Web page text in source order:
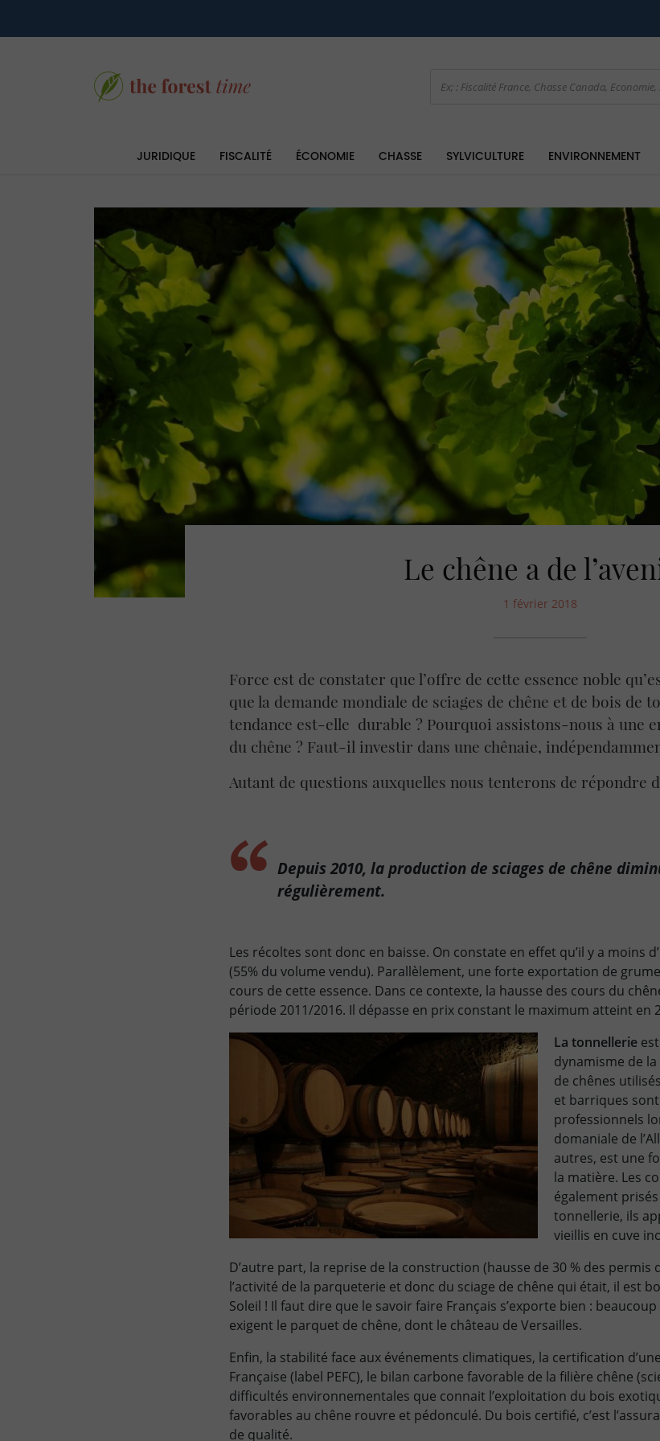
JURIDIQUE FISCALITÉ ÉCONOMIE CHASSE SYLVICULTURE ENVIRONNEMENT
Le chêne a de
1 février 2018
Force est de constater que l’offre de cette essence noble
que la demande mondiale de sciages de chêne et de bois de
tendance est-elle durable ? Pourquoi assistons-nous à une
du chêne ? Faut-il investir dans une chênaie,
Autant de questions auxquelles nous tenterons de répondre
Depuis 2010, la production de sciages de chêne
régulièrement.
Les récoltes sont donc en baisse. On constate en effet qu’il y a moins
(55% du volume vendu). Parallèlement, une forte exportation de
cours de cette essence. Dans ce contexte, la hausse des cours du
période 2011/2016. Il dépasse en prix constant le maximum atteint en
La tonnellerie
dynamisme de
de chênes
et barriques
professionnels
domaniale de
autres, est une
la matière. Les
également
tonnellerie, ils
vieillis en cuve
D’autre part, la reprise de la construction (hausse de 30 % des permis
l’activité de la parqueterie et donc du sciage de chêne qui était, il est
Soleil ! Il faut dire que le savoir faire Français s’exporte bien :
exigent le parquet de chêne, dont le château de Versailles.
Enfin, la stabilité face aux événements climatiques, la certification
Française (label PEFC), le bilan carbone favorable de la filière chêne
difficultés environnementales que connait l’exploitation du bois
favorables au chêne rouvre et pédonculé. Du bois certifié, c’est
de qualité.